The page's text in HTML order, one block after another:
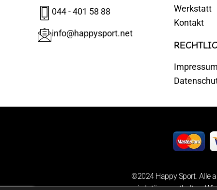
044 - 401 58 88
info@happysport.net
Werkstatt
Kontakt
Impressum
©2024 Happy Sport. Alle